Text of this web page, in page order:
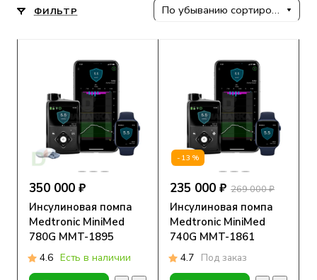
ФИЛЬТР По убыванию сортировки
350 000 ₽
Инсулиновая помпа
Medtronic MiniMed
780G MMT-1895
4.6 Есть в наличии
-13%
235 000 ₽ 269 000 ₽
Инсулиновая помпа
Medtronic MiniMed
740G MMT-1861
4.7 Под заказ